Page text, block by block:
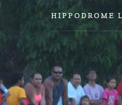
HIPPODROME